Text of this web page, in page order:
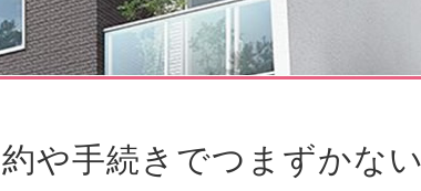
や手続きでつまずかな